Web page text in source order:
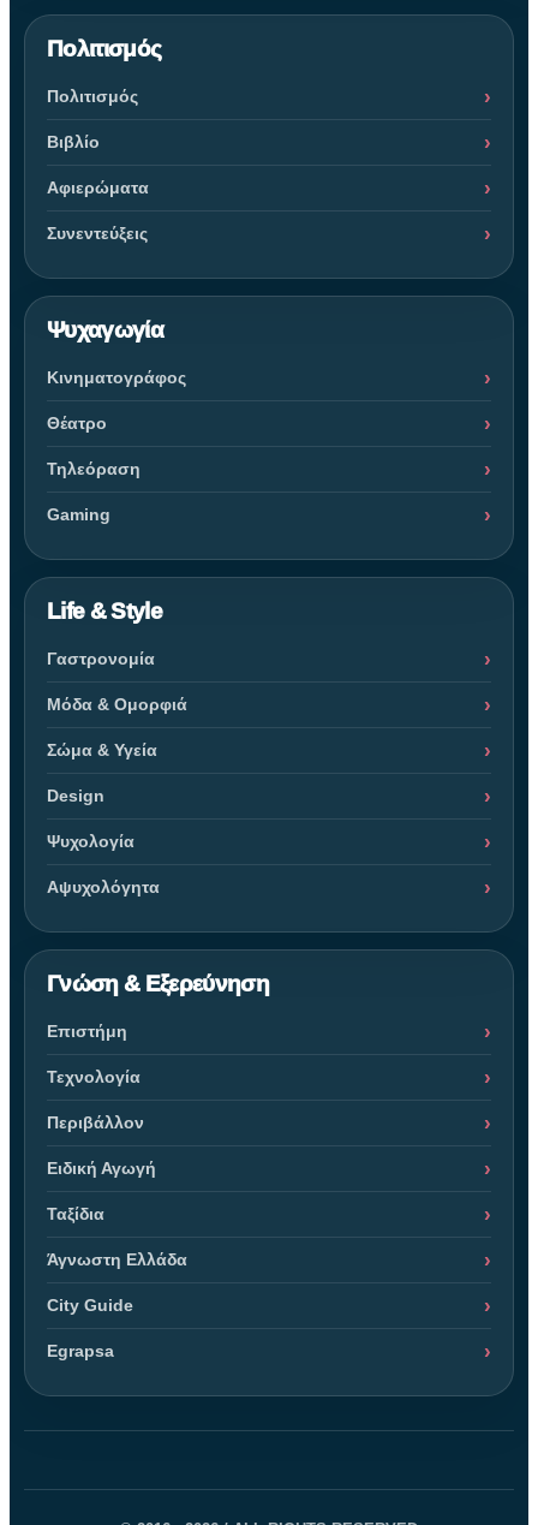
Πολιτισμός
Πολιτισμός
Βιβλίο
Αφιερώματα
Συνεντεύξεις
Ψυχαγωγία
Κινηματογράφος
Θέατρο
Τηλεόραση
Gaming
Life & Style
Γαστρονομία
Μόδα & Ομορφιά
Σώμα & Υγεία
Design
Ψυχολογία
Αψυχολόγητα
Γνώση & Εξερεύνηση
Επιστήμη
Τεχνολογία
Περιβάλλον
Ειδική Αγωγή
Ταξίδια
Άγνωστη Ελλάδα
City Guide
Egrapsa